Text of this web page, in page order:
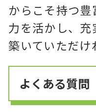
からこそ持つ
力を活かし、
築いていただけ
よくある質問